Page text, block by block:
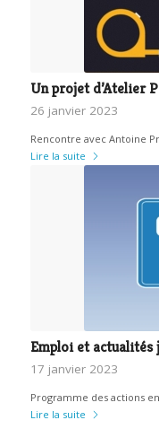
Un projet d’Atelier
26 janvier 2023
Rencontre avec Antoine
Lire la suite
Emploi et
17 janvier 2023
Programme des actions
Lire la suite